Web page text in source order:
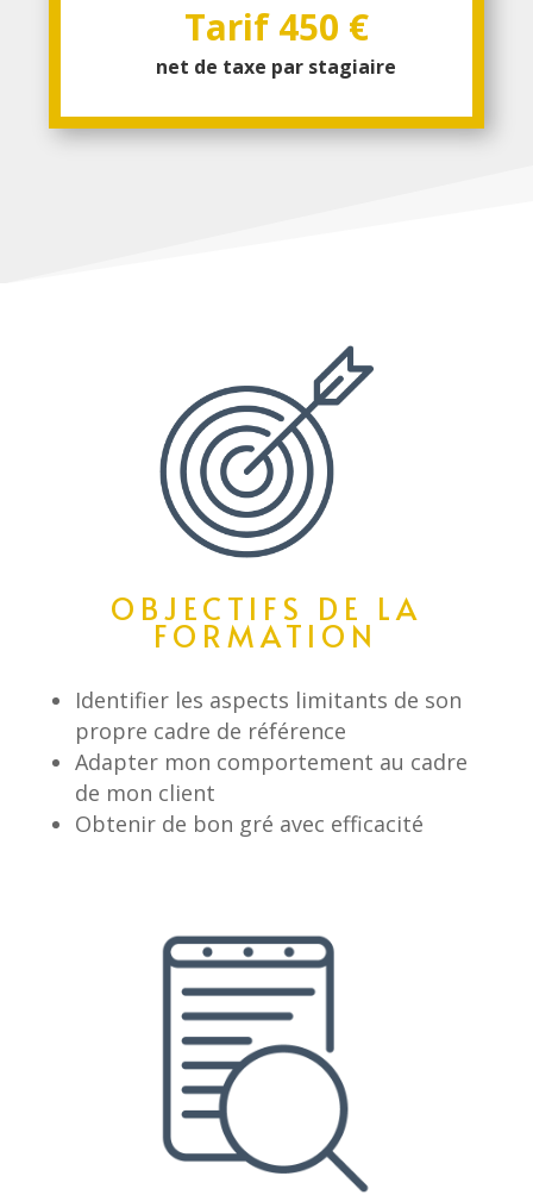
Tarif 450 €
net de taxe par stagiaire
OBJECTIFS DE LA
FORMATION
Identifier les aspects limitants de son
propre cadre de référence
Adapter mon comportement au cadre
de mon client
Obtenir de bon gré avec efficacité